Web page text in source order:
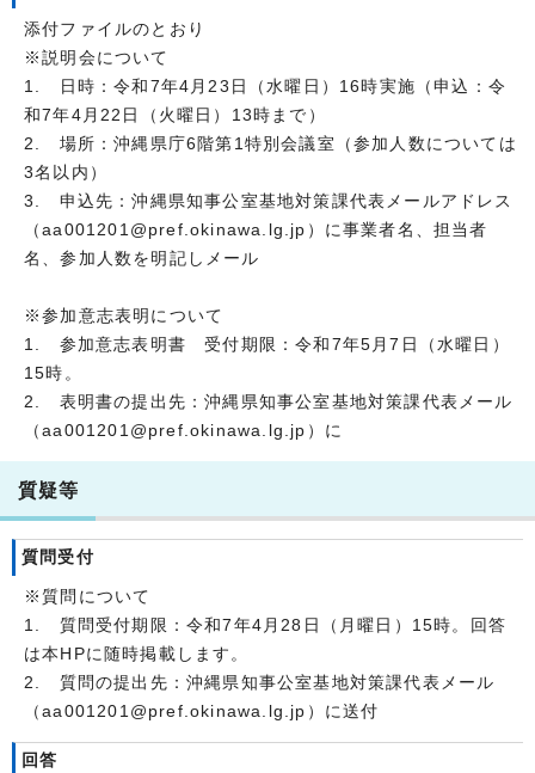
添付ファイルのとおり
※説明会について
1. 日時：令和7年4月23日（水曜日）16時実施（申込：令
和7年4月22日（火曜日）13時まで）
2. 場所：沖縄県庁6階第1特別会議室（参加人数については
3名以内）
3. 申込先：沖縄県知事公室基地対策課代表メールアドレス
（aa001201@pref.okinawa.lg.jp）に事業者名、担当者
名、参加人数を明記しメール
※参加意志表明について
1. 参加意志表明書 受付期限：令和7年5月7日（水曜日）
15時。
2. 表明書の提出先：沖縄県知事公室基地対策課代表メール
（aa001201@pref.okinawa.lg.jp）に
質疑等
質問受付
※質問について
1. 質問受付期限：令和7年4月28日（月曜日）15時。回答
は本HPに随時掲載します。
2. 質問の提出先：沖縄県知事公室基地対策課代表メール
（aa001201@pref.okinawa.lg.jp）に送付
回答